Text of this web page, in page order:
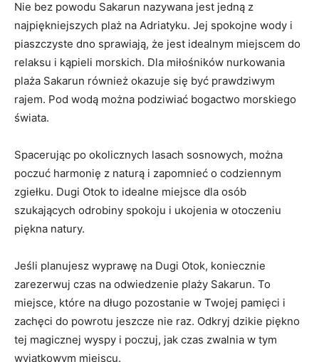
Nie bez powodu Sakarun ⁣nazywana ‍jest⁤ jedną z
najpiękniejszych plaż ⁢na Adriatyku. Jej spokojne⁤ wody i
piaszczyste dno ‌sprawiają,⁣ że jest idealnym miejscem do
relaksu i kąpieli‍ morskich. ‍Dla⁢ miłośników nurkowania
plaża Sakarun‍ również okazuje się być prawdziwym
rajem. ⁤Pod wodą ‌można podziwiać⁢ bogactwo morskiego
świata.
Spacerując ⁣po⁢ okolicznych lasach ⁤sosnowych, można
poczuć harmonię z naturą i zapomnieć o codziennym
zgiełku. ​Dugi​ Otok to ⁣idealne⁣ miejsce dla ‍osób⁣
szukających odrobiny‍ spokoju i ukojenia‌ w otoczeniu
piękna natury.
Jeśli planujesz wyprawę na Dugi Otok,‌ koniecznie
zarezerwuj czas​ na odwiedzenie plaży ‍Sakarun.​ To
miejsce, ⁢które ​na​ długo pozostanie w Twojej pamięci i
zachęci do powrotu ⁤jeszcze nie​ raz. Odkryj dzikie ​piękno
tej magicznej wyspy i poczuj, jak czas zwalnia w tym
‍wyjątkowym miejscu.